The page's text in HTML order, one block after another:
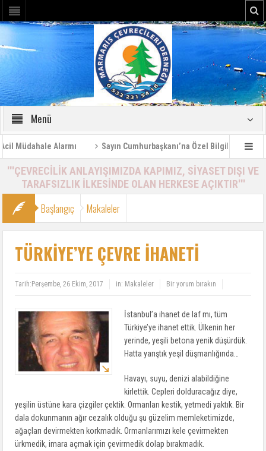
Menü
Alarmı Sayın Cumhurbaşkanı’na Özel Bilgilendirme
'''ÇEVRECİLİK ANLAYIŞIMIZDA KAPIMIZ, SİYASET DIŞI VE
TARAFSIZLIK İLKESİNDE OLAN HERKESE AÇIKTIR'''
Başlangıç Makaleler
TÜRKİYE’YE ÇEVRE İHANETİ
Tarih:Perşembe, 26 Ekim, 2017 in: Makaleler Bir yorum bırakın
İstanbul’a ihanet de laf mı, tüm
Türkiye’ye ihanet ettik. Ülkenin her
yerinde, yeşili betona yenik düşürdük.
Hatta yarıştık yeşil düşmanlığında…
Havayı, suyu, denizi alabildiğine
kirlettik. Cepleri dolduracağız diye,
yeşilin üstüne kara çizgiler çektik. Ormanları kestik, yetmedi yaktık. Bir
dala dokunmanın ağır cezalık olduğu şu güzelim memleketimizde,
ağaçları devirmekten korkmadık. Ormanlarımızı kele çevirmekten
ürkmedik, imara açmak için çevirmedik dolap bırakmadık.